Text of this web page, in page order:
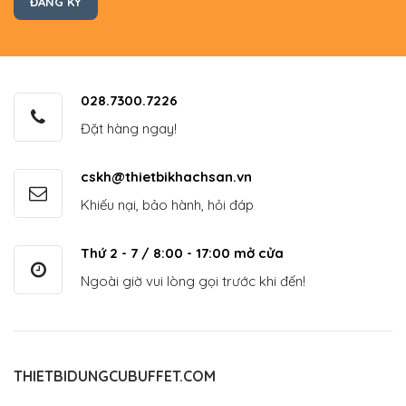
028.7300.7226
Đặt hàng ngay!
cskh@thietbikhachsan.vn
Khiếu nại, bảo hành, hỏi đáp
Thứ 2 - 7 / 8:00 - 17:00 mở cửa
Ngoài giờ vui lòng gọi trước khi đến!
THIETBIDUNGCUBUFFET.COM